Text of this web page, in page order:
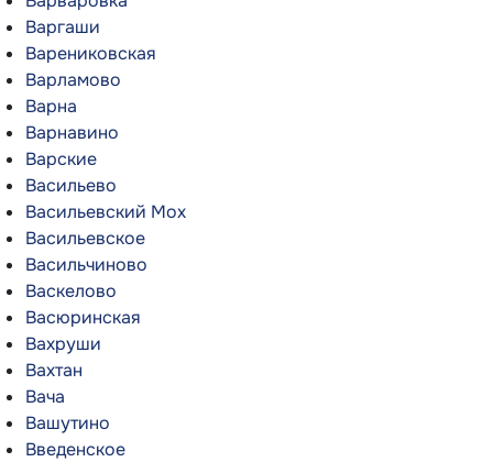
Варгаши
Варениковская
Варламово
Варна
Варнавино
Варские
Васильево
Васильевский Мох
Васильевское
Васильчиново
Васкелово
Васюринская
Вахруши
Вахтан
Вача
Вашутино
Введенское